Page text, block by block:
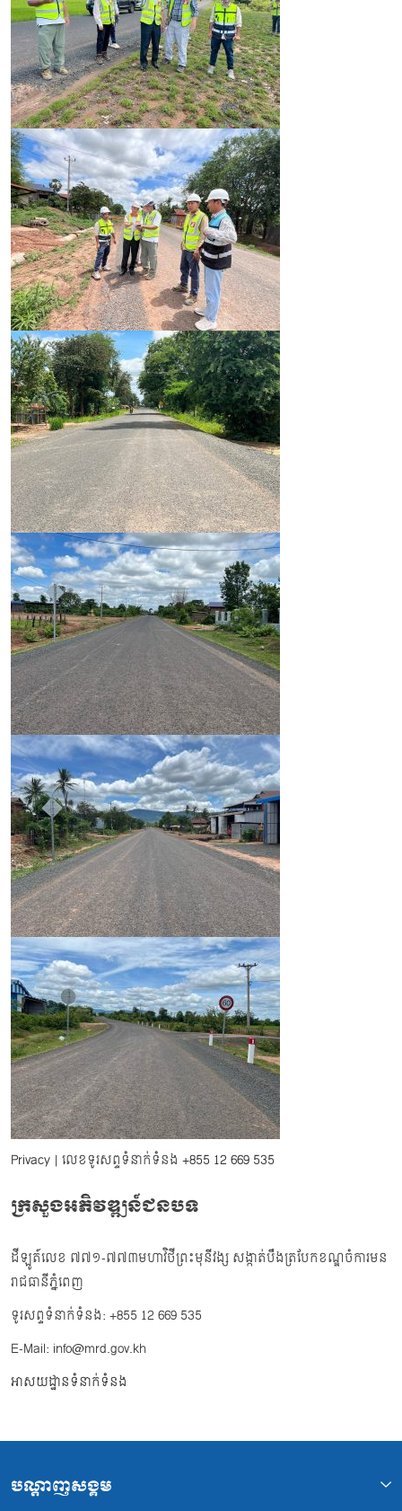
Privacy | លេខទូរសព្ទទំនាក់ទំនង +855 12 669 535
ក្រសួងអភិវឌ្ឍន៍ជនបទ
ដីឡូត៍លេខ ៧៧១-៧៧៣មហាវិថីព្រះមុនីវង្ស សង្កាត់បឹងត្របែកខណ្ឌចំការមន
រាជធានីភ្នំពេញ
ទូរសព្ទទំនាក់ទំនង: +855 12 669 535
E-Mail: info@mrd.gov.kh
អាសយដ្ឋានទំនាក់ទំនង
បណ្ដាញសង្គម